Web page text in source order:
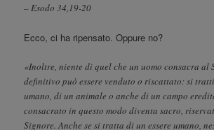
– Esodo 34,19-20
Ecco, ci ha ripensato. Oppure no?
«Inoltre, niente di quel che un uomo consacra al
definitivo può essere venduto o riscattato: si
umano, di un animale o anche di un campo
consacrato in questo modo diventa sacro,
Signore. Anche se si tratta di un essere umano,